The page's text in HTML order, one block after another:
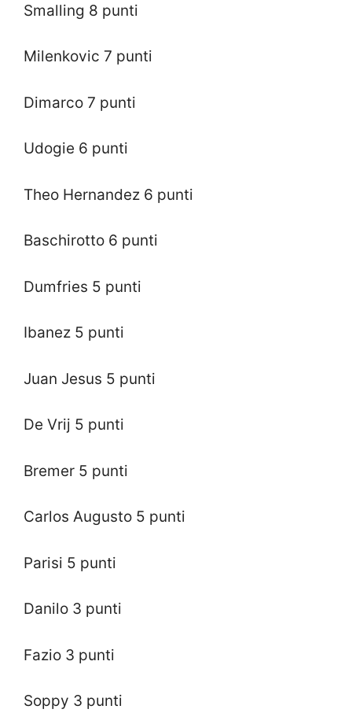
Smalling 8 punti
Milenkovic 7 punti
Dimarco 7 punti
Udogie 6 punti
Theo Hernandez 6 punti
Baschirotto 6 punti
Dumfries 5 punti
Ibanez 5 punti
Juan Jesus 5 punti
De Vrij 5 punti
Bremer 5 punti
Carlos Augusto 5 punti
Parisi 5 punti
Danilo 3 punti
Fazio 3 punti
Soppy 3 punti